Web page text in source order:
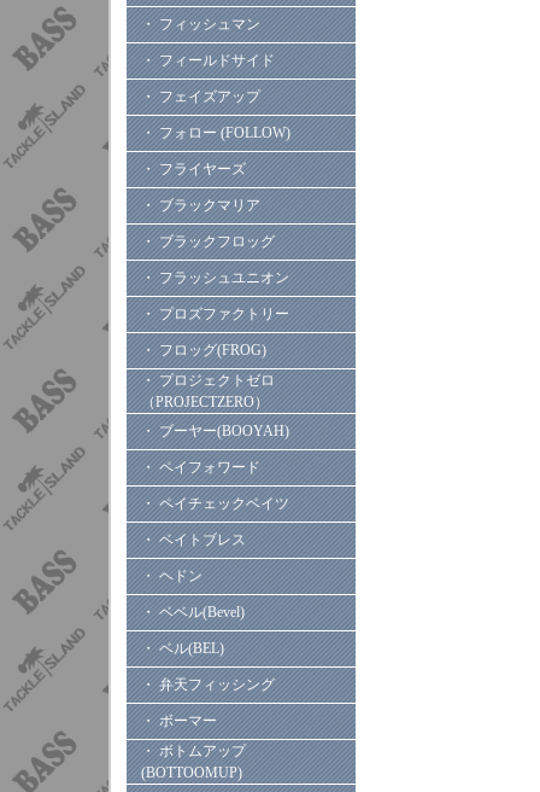
・ フィッシュマン
・ フィールドサイド
・ フェイズアップ
・ フォロー (FOLLOW)
・ フライヤーズ
・ ブラックマリア
・ ブラックフロッグ
・ フラッシュユニオン
・ プロズファクトリー
・ フロッグ(FROG)
・ プロジェクトゼロ
（PROJECTZERO）
・ ブーヤー(BOOYAH)
・ ペイフォワード
・ ペイチェックベイツ
・ ベイトブレス
・ ヘドン
・ ベベル(Bevel)
・ ベル(BEL)
・ 弁天フィッシング
・ ボーマー
・ ボトムアップ
(BOTTOOMUP)